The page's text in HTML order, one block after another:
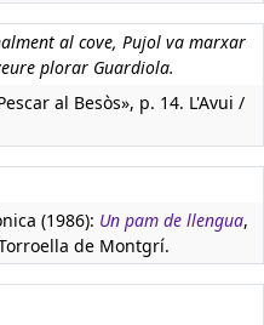
al cove, Pujol va marxar
plorar Guardiola.
al Besòs», p. 14. L'Avui /
(1986): Un pam de llengua,
de Montgrí.